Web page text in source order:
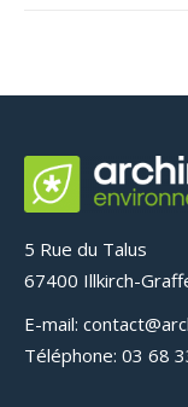
5 Rue du Talus
67400 Illkirch-
E-mail:
Téléphone: 03 68